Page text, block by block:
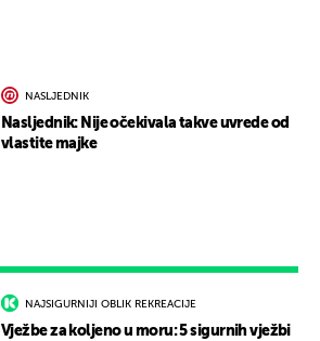
NAJSIGURNIJI OBLIK REKREACIJE
Vježbe za koljeno u moru: 5 sigurnih vježbi
NASLJEDNIK
Nasljednik: Nije očekivala takve uvrede od
vlastite majke